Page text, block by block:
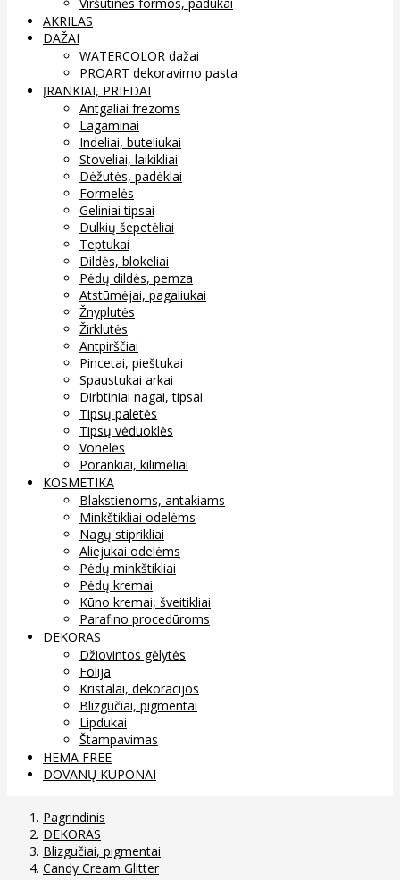
AKRILAS
DAŽAI
WATERCOLOR dažai
PROART dekoravimo pasta
ĮRANKIAI, PRIEDAI
Antgaliai frezoms
Lagaminai
Indeliai, buteliukai
Stoveliai, laikikliai
Dėžutės, padėklai
Formelės
Geliniai tipsai
Dulkių šepetėliai
Teptukai
Dildės, blokeliai
Pėdų dildės, pemza
Atstūmėjai, pagaliukai
Žnyplutės
Žirklutės
Antpirščiai
Pincetai, pieštukai
Spaustukai arkai
Dirbtiniai nagai, tipsai
Tipsų paletės
Tipsų vėduoklės
Vonelės
Porankiai, kilimėliai
KOSMETIKA
Blakstienoms, antakiams
Minkštikliai odelėms
Nagų stiprikliai
Aliejukai odelėms
Pėdų minkštikliai
Pėdų kremai
Kūno kremai, šveitikliai
Parafino procedūroms
DEKORAS
Džiovintos gėlytės
Folija
Kristalai, dekoracijos
Blizgučiai, pigmentai
Lipdukai
Štampavimas
HEMA FREE
DOVANŲ KUPONAI
Pagrindinis
DEKORAS
Blizgučiai, pigmentai
Candy Cream Glitter